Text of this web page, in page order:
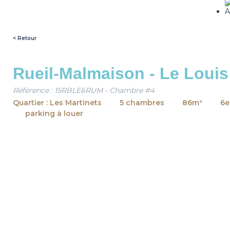
< Retour
Rueil-Malmaison - Le
Référence : 15RBLE6RUM - Chambre #4
Quartier : Les Martinets
5 chambres 86m²
parking à louer